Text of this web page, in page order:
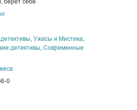
берет себе
Ужасы и Мистика
детективы Современные
0